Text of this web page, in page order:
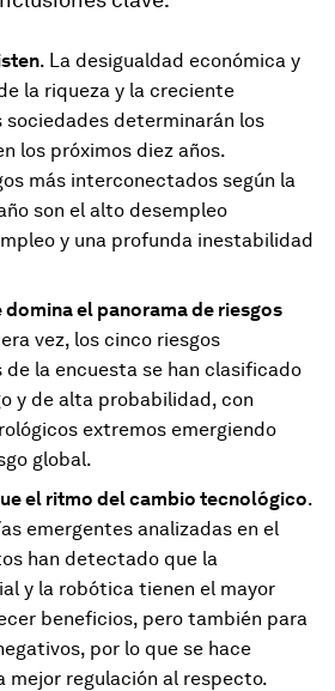
. La desigualdad económica y
la riqueza y la creciente
sociedades determinarán los
los próximos diez años.
más interconectados según la
son el alto desempleo
y una profunda inestabilidad
el panorama de riesgos
vez, los cinco riesgos
la encuesta se han clasificado
y de alta probabilidad, con
extremos emergiendo
global.
el ritmo del cambio tecnológico.
emergentes analizadas en el
han detectado que la
y la robótica tienen el mayor
beneficios, pero también para
por lo que se hace
mejor regulación al respecto.